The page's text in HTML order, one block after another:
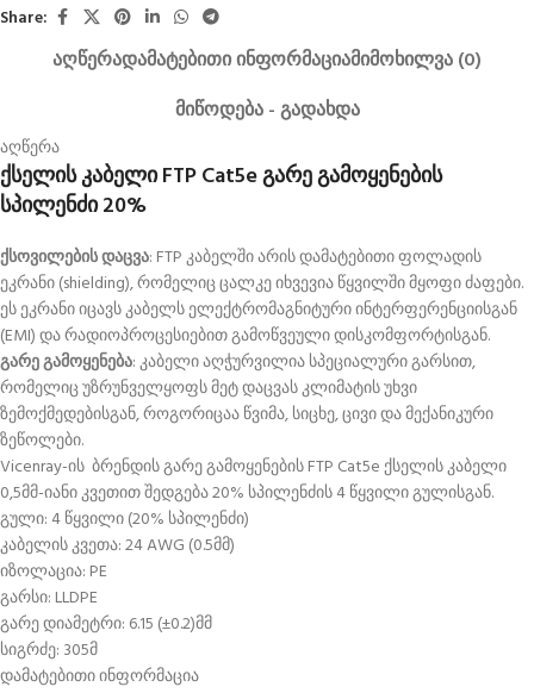
Share:
ᲐᲦᲬᲔᲠᲐᲓᲐᲛᲐᲢᲔᲑᲘᲗᲘ ᲘᲜᲤᲝᲠᲛᲐᲪᲘᲐᲛᲘᲛᲝᲮᲘᲚᲕᲐ (0)
ᲛᲘᲬᲝᲓᲔᲑᲐ - ᲒᲐᲓᲐᲮᲓᲐ
აღწერა
ქსელის კაბელი FTP Cat5e გარე გამოყენების
სპილენძი 20%
ქსოვილების დაცვა: FTP კაბელში არის დამატებითი ფოლადის
ეკრანი (shielding), რომელიც ცალკე იხვევია წყვილში მყოფი ძაფები.
ეს ეკრანი იცავს კაბელს ელექტრომაგნიტური ინტერფერენციისგან
(EMI) და რადიოპროცესიებით გამოწვეული დისკომფორტისგან.
გარე გამოყენება: კაბელი აღჭურვილია სპეციალური გარსით,
რომელიც უზრუნველყოფს მეტ დაცვას კლიმატის უხვი
ზემოქმედებისგან, როგორიცაა წვიმა, სიცხე, ცივი და მექანიკური
ზეწოლები.
Vicenray-ის ბრენდის გარე გამოყენების FTP Cat5e ქსელის კაბელი
0,5მმ-იანი კვეთით შედგება 20% სპილენძის 4 წყვილი გულისგან.
გული: 4 წყვილი (20% სპილენძი)
კაბელის კვეთა: 24 AWG (0.5მმ)
იზოლაცია: PE
გარსი: LLDPE
გარე დიამეტრი: 6.15 (±0.2)მმ
სიგრძე: 305მ
დამატებითი ინფორმაცია